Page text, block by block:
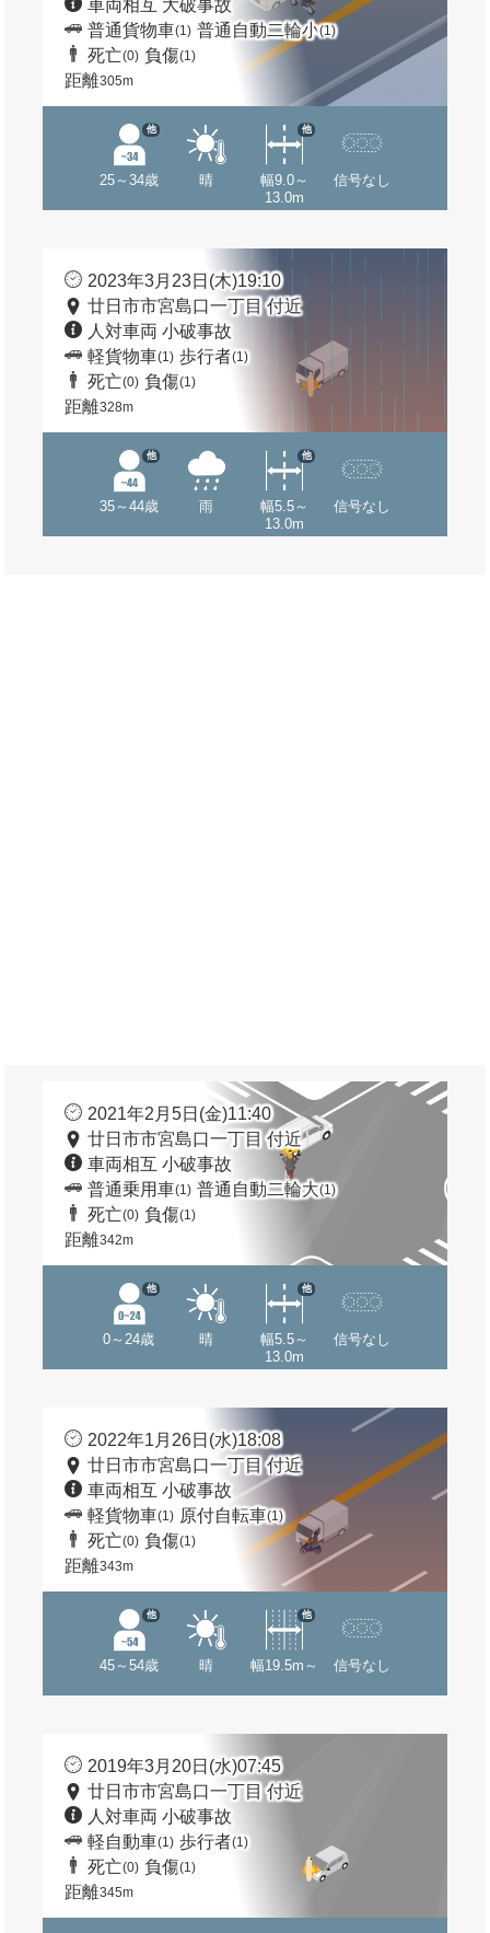
車両相互 大破事故
普通貨物車(1) 普通自動二輪小(1)
死亡(0) 負傷(1)
距離305m
25～34歳
他
晴
幅9.0～
13.0m
他
信号なし
2023年3月23日(木)19:10
廿日市市宮島口一丁目 付近
人対車両 小破事故
軽貨物車(1) 歩行者(1)
死亡(0) 負傷(1)
距離328m
35～44歳
他
雨
幅5.5～
13.0m
他
信号なし
2021年2月5日(金)11:40
廿日市市宮島口一丁目 付近
車両相互 小破事故
普通乗用車(1) 普通自動二輪大(1)
死亡(0) 負傷(1)
距離342m
0～24歳
他
晴
幅5.5～
13.0m
他
信号なし
2022年1月26日(水)18:08
廿日市市宮島口一丁目 付近
車両相互 小破事故
軽貨物車(1) 原付自転車(1)
死亡(0) 負傷(1)
距離343m
45～54歳
他
晴 幅19.5m～
他
信号なし
2019年3月20日(水)07:45
廿日市市宮島口一丁目 付近
人対車両 小破事故
軽自動車(1) 歩行者(1)
死亡(0) 負傷(1)
距離345m